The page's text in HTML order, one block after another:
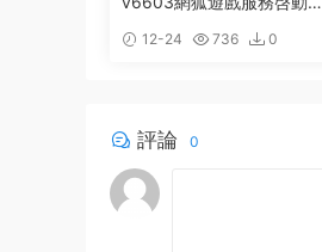
12-24 736 0
評論 0